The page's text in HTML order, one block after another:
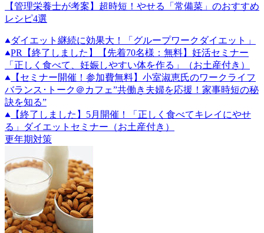
【管理栄養士が考案】超時短！やせる「常備菜」のおすすめ
レシピ4選
ダイエット継続に効果大！「グループワークダイエット」
PR
【終了しました】【先着70名様：無料】妊活セミナー
「正しく食べて、妊娠しやすい体を作る」（お土産付き）
【セミナー開催！参加費無料】小室淑恵氏のワークライフ
バランス･トーク＠カフェ”共働き夫婦を応援！家事時短の秘
訣を知る”
【終了しました】5月開催！「正しく食べてキレイにやせ
る」ダイエットセミナー（お土産付き）
更年期対策